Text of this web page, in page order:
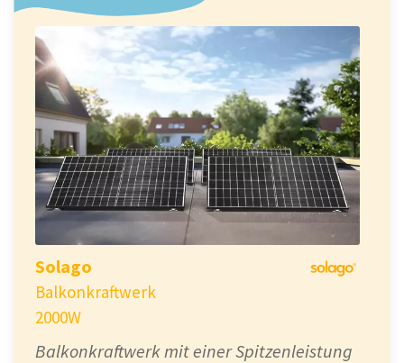
Solago
Balkonkraftwerk
2000W
Balkonkraftwerk mit einer Spitzenleistung